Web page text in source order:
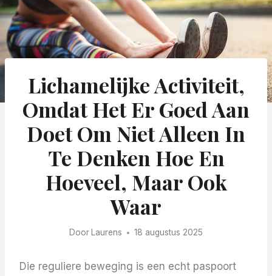
Lichamelijke Activiteit,
Omdat Het Er Goed Aan
Doet Om Niet Alleen In
Te Denken Hoe En
Hoeveel, Maar Ook
Waar
Door Laurens 18 augustus 2025
Die reguliere beweging is een echt paspoort